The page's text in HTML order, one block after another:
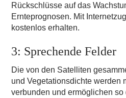
Rückschlüsse auf das
Ernteprognosen. Mit
kostenlos erhalten.
3: Sprechende Felder
Die von den Satelliten
und Vegetationsdichte werden
verbunden und ermöglichen